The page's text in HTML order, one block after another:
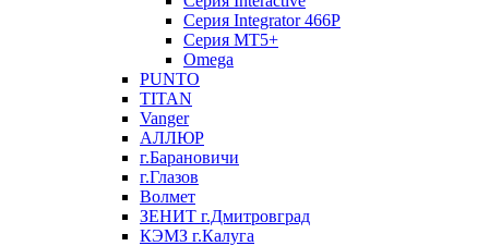
Серия Integrator 466P
Серия MT5+
Omega
PUNTO
TITAN
Vanger
АЛЛЮР
г.Барановичи
г.Глазов
Волмет
ЗЕНИТ г.Дмитровград
КЭМЗ г.Калуга